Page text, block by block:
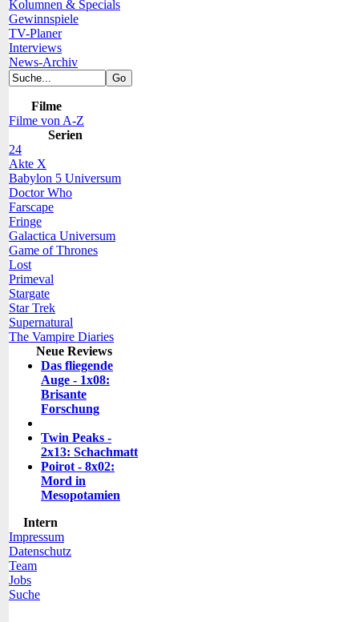
Kolumnen & Specials
Gewinnspiele
TV-Planer
Interviews
News-Archiv
Filme
Filme von A-Z
Serien
24
Akte X
Babylon 5 Universum
Doctor Who
Farscape
Fringe
Galactica Universum
Game of Thrones
Lost
Primeval
Stargate
Star Trek
Supernatural
The Vampire Diaries
Neue Reviews
Das fliegende
Auge - 1x08:
Brisante
Forschung
Twin Peaks -
2x13: Schachmatt
Poirot - 8x02:
Mord in
Mesopotamien
Intern
Impressum
Datenschutz
Team
Jobs
Suche